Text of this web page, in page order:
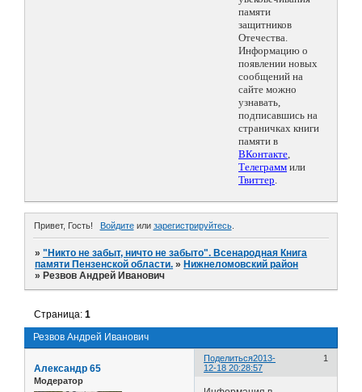
памяти
защитников
Отечества.
Информацию о
появлении новых
сообщений на
сайте можно
узнавать,
подписавшись на
страничках книги
памяти в
ВКонтакте,
Телеграмм или
Твиттер.
Привет, Гость! Войдитеили зарегистрируйтесь.
»"Никто не забыт, ничто не забыто". Всенародная Книга
памяти Пензенской области. » Нижнеломовский район
» Резвов Андрей Иванович
Резвов Андрей Иванович
Страница:1
Поделиться 1
2013-
12-18 20:28:57
Александр 65
Модератор